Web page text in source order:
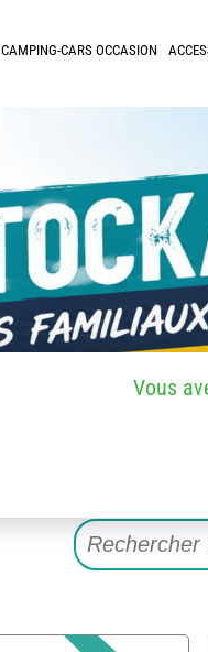
CAMPING-CARS OCCASION
Vous